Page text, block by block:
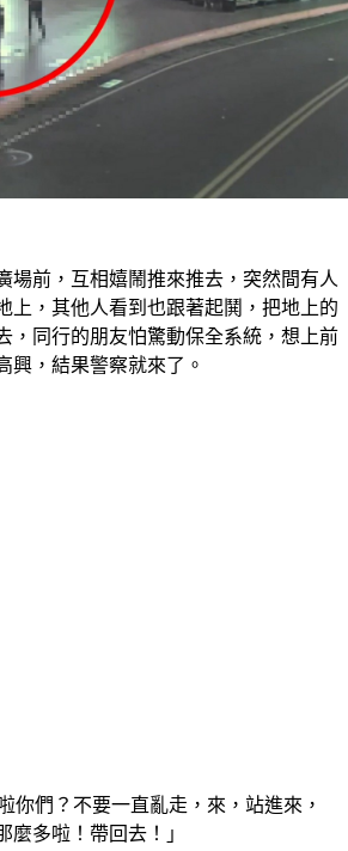
場前，互相嬉鬧推來推去，突然間有人
上，其他人看到也跟著起鬨，把地上的
，同行的朋友怕驚動保全系統，想上前
你們？不要一直亂走，來，站進來，